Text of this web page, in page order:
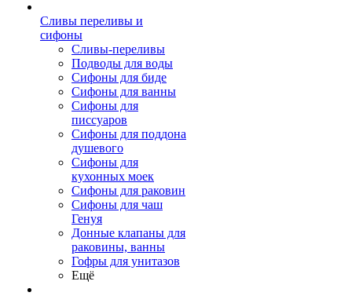
Сливы переливы и
сифоны
Сливы-переливы
Подводы для воды
Сифоны для биде
Сифоны для ванны
Сифоны для
писсуаров
Сифоны для поддона
душевого
Сифоны для
кухонных моек
Сифоны для раковин
Сифоны для чаш
Генуя
Донные клапаны для
раковины, ванны
Гофры для унитазов
Ещё